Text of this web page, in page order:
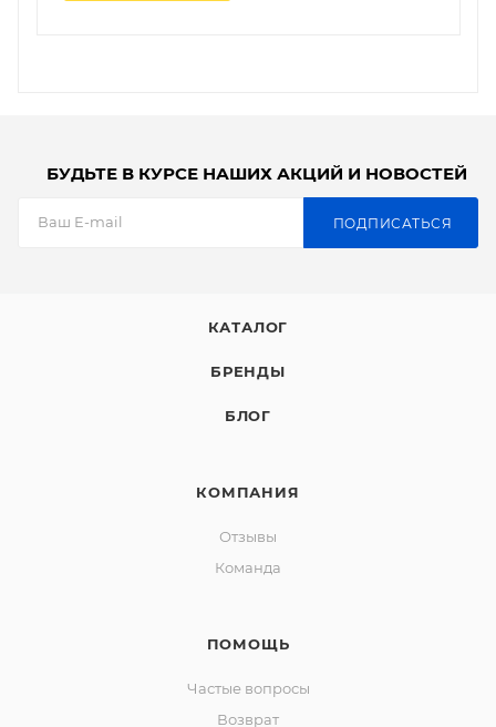
БУДЬТЕ В КУРСЕ НАШИХ АКЦИЙ И НОВОСТЕЙ
ПОДПИСАТЬСЯ
КАТАЛОГ
БРЕНДЫ
БЛОГ
КОМПАНИЯ
Отзывы
Команда
ПОМОЩЬ
Частые вопросы
Возврат